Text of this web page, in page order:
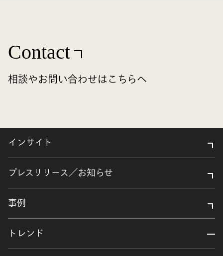
Contact
相談やお問い合わせはこちらへ
インサイト
プレスリリース／お知らせ
事例
トレンド